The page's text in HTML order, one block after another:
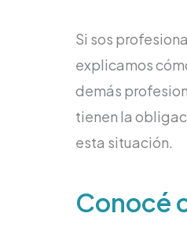
Si sos
explicamos
demás
tienen la
esta situación.
Conocé